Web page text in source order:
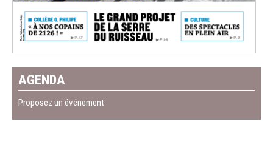
AGENDA
Proposez un événement